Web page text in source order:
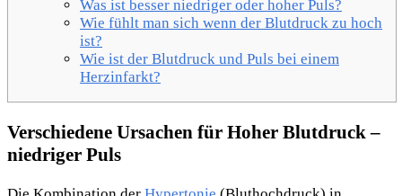
Was ist besser niedriger oder hoher Puls?
Wie fühlt man sich wenn der Blutdruck zu hoch
ist?
Wie ist der Blutdruck und Puls bei einem
Herzinfarkt?
Verschiedene Ursachen für Hoher Blutdruck –
niedriger Puls